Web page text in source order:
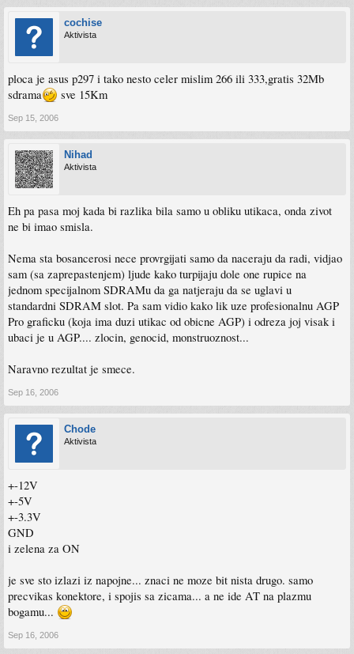
cochise
Aktivista
ploca je asus p297 i tako nesto celer mislim 266 ili 333,gratis 32Mb
sdrama
sve 15Km
Sep 15, 2006
Nihad
Aktivista
Eh pa pasa moj kada bi razlika bila samo u obliku utikaca, onda zivot
ne bi imao smisla.
Nema sta bosancerosi nece provrgijati samo da naceraju da radi, vidjao
sam (sa zaprepastenjem) ljude kako turpijaju dole one rupice na
jednom specijalnom SDRAMu da ga natjeraju da se uglavi u
standardni SDRAM slot. Pa sam vidio kako lik uze profesionalnu AGP
Pro graficku (koja ima duzi utikac od obicne AGP) i odreza joj visak i
ubaci je u AGP.... zlocin, genocid, monstruoznost...
Naravno rezultat je smece.
Sep 16, 2006
Chode
Aktivista
+-12V
+-5V
+-3.3V
GND
i zelena za ON
je sve sto izlazi iz napojne... znaci ne moze bit nista drugo. samo
precvikas konektore, i spojis sa zicama... a ne ide AT na plazmu
bogamu...
Sep 16, 2006